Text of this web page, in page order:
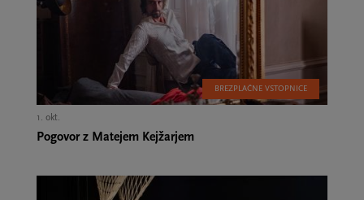
BREZPLAČNE VSTOPNICE
1. okt.
Pogovor z Matejem Kejžarjem